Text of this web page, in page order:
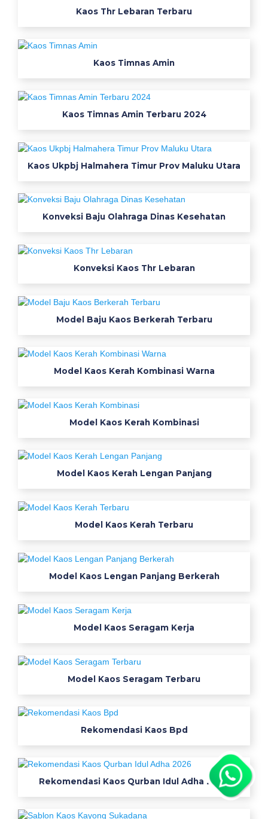
Kaos Thr Lebaran Terbaru
Kaos Timnas Amin
Kaos Timnas Amin Terbaru 2024
Kaos Ukpbj Halmahera Timur Prov Maluku Utara
Konveksi Baju Olahraga Dinas Kesehatan
Konveksi Kaos Thr Lebaran
Model Baju Kaos Berkerah Terbaru
Model Kaos Kerah Kombinasi Warna
Model Kaos Kerah Kombinasi
Model Kaos Kerah Lengan Panjang
Model Kaos Kerah Terbaru
Model Kaos Lengan Panjang Berkerah
Model Kaos Seragam Kerja
Model Kaos Seragam Terbaru
Rekomendasi Kaos Bpd
Rekomendasi Kaos Qurban Idul Adha 2026